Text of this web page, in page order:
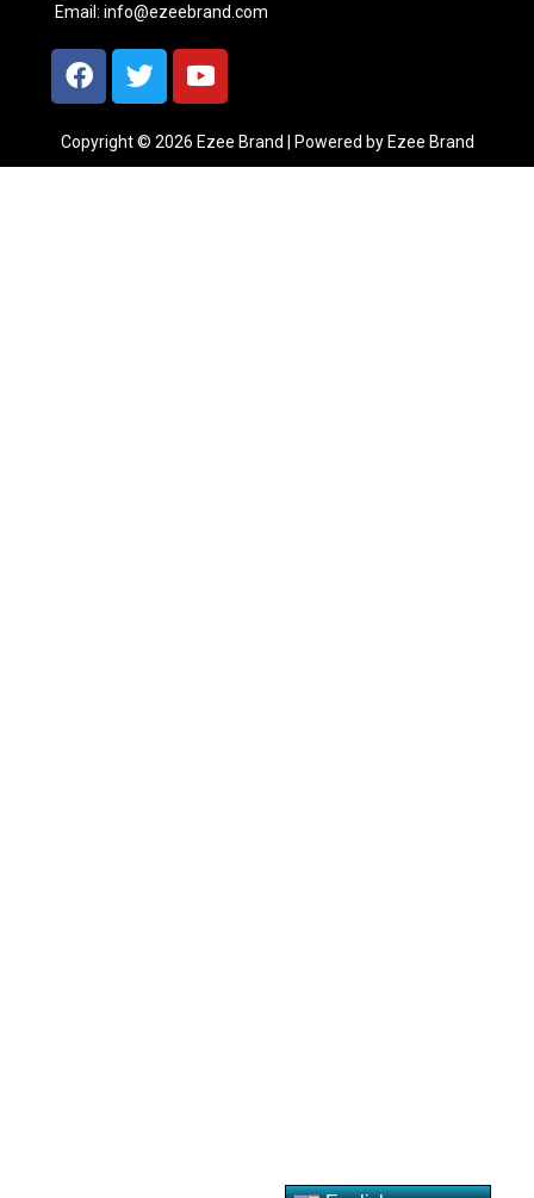
Email: info@ezeebrand.com
Copyright © 2026 Ezee Brand | Powered by Ezee Brand